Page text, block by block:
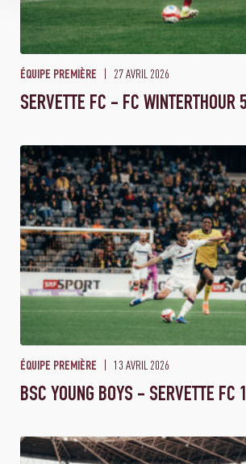
ÉQUIPE PREMIÈRE 27 AVRIL 2026
SERVETTE FC - FC WINTERTHOUR
ÉQUIPE PREMIÈRE 13 AVRIL 2026
BSC YOUNG BOYS - SERVETTE FC